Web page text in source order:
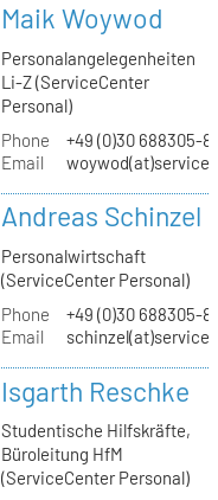
Maik Woywod
Personalangelegenheiten
Li-Z (ServiceCenter
Personal)
Phone
+49 (0)30 688305-
Email
Andreas Schinzel
Personalwirtschaft
(ServiceCenter Personal)
Phone
+49 (0)30 688305-
Email
Isgarth Reschke
Studentische Hilfskräfte,
Büroleitung HfM
(ServiceCenter Personal)